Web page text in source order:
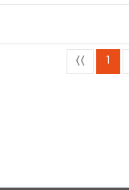
<< 1